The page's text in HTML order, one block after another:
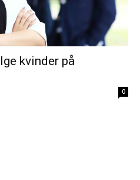
kvinder på
0